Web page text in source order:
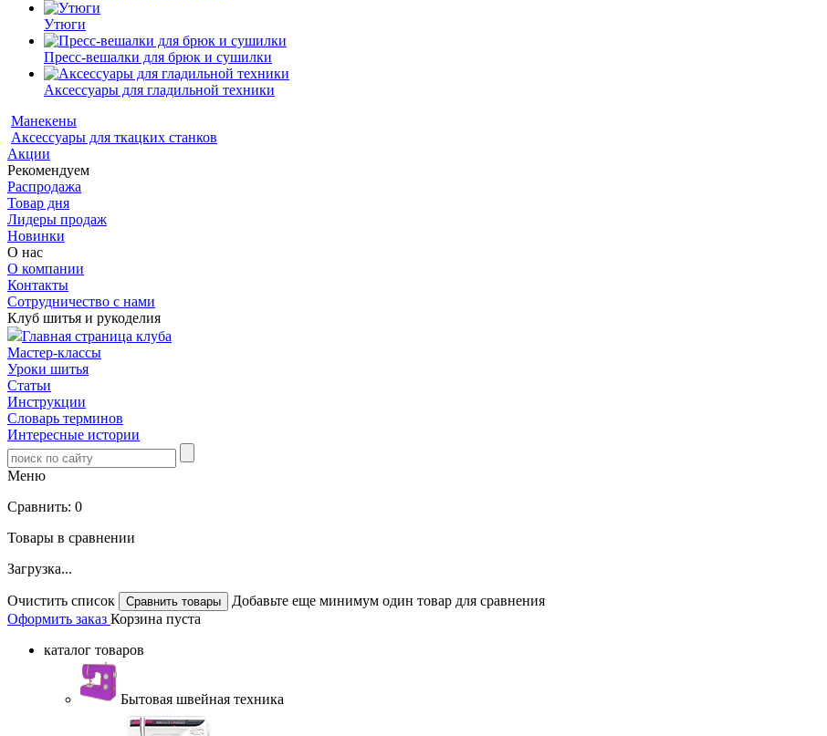
Утюги
Пресс-вешалки для брюк и сушилки
Аксессуары для гладильной техники
Манекены
Аксессуары для ткацких станков
Акции
Рекомендуем
Распродажа
Товар дня
Лидеры продаж
Новинки
О нас
О компании
Контакты
Сотрудничество с нами
Клуб шитья и рукоделия
Главная страница клуба
Мастер-классы
Уроки шитья
Статьи
Инструкции
Словарь терминов
Интересные истории
Меню
Сравнить: 0
Товары в сравнении
Загрузка...
Очистить список
Добавьте еще минимум один товар для сравнения
Оформить заказ Корзина пуста
каталог товаров
Бытовая швейная техника